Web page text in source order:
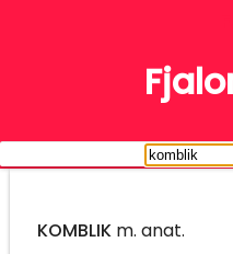
KOMBLIKm. anat.